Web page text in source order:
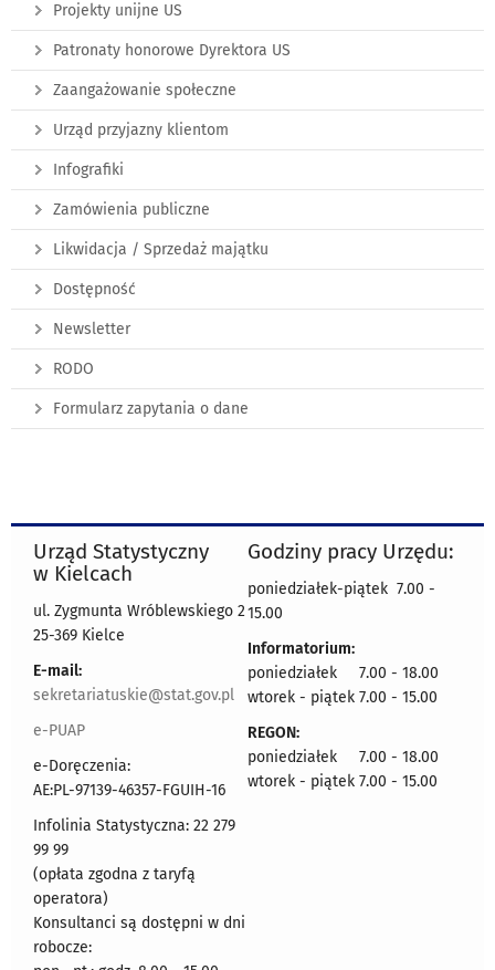
Projekty unijne US
Patronaty honorowe Dyrektora US
Zaangażowanie społeczne
Urząd przyjazny klientom
Infografiki
Zamówienia publiczne
Likwidacja / Sprzedaż majątku
Dostępność
Newsletter
RODO
Formularz zapytania o dane
Urząd Statystyczny
w Kielcach
ul. Zygmunta Wróblewskiego 2
25-369 Kielce
E-mail:
sekretariatuskie@stat.gov.pl
e-PUAP
e-Doręczenia:
AE:PL-97139-46357-FGUIH-16
Infolinia Statystyczna: 22 279
99 99
(opłata zgodna z taryfą
operatora)
Konsultanci są dostępni w dni
robocze:
Godziny pracy Urzędu:
poniedziałek-piątek 7.00 -
15.00
Informatorium:
poniedziałek 7.00 - 18.00
wtorek - piątek 7.00 - 15.00
REGON:
poniedziałek 7.00 - 18.00
wtorek - piątek 7.00 - 15.00